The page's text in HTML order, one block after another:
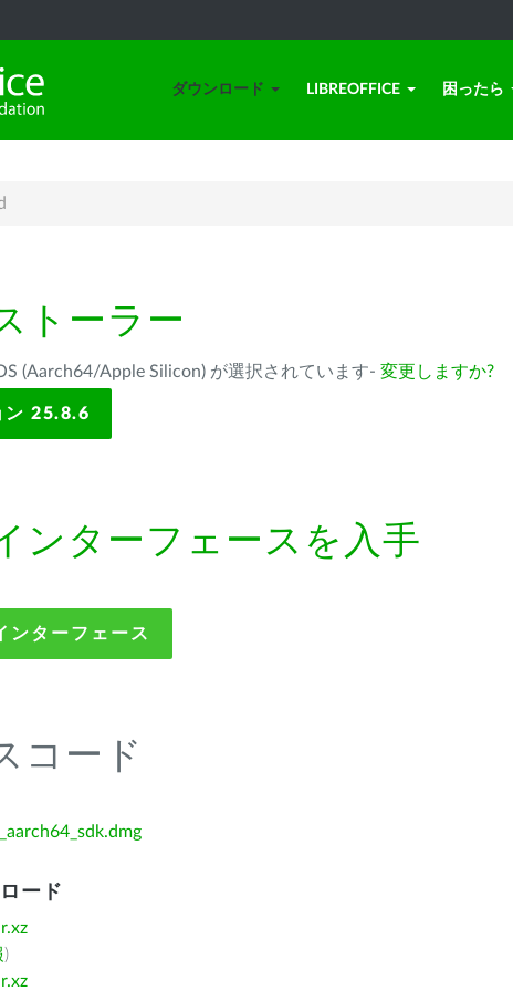
ダウンロード LIBREOFFICE 困ったら
トーラー
(Aarch64/Apple Silicon) が選択されています- 変更しますか?
ン 25.8.6
ンターフェースを入手
ンターフェース
コード
ード
)